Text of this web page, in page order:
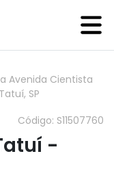
Avenida Cientista
SP
Código: S11507760
-